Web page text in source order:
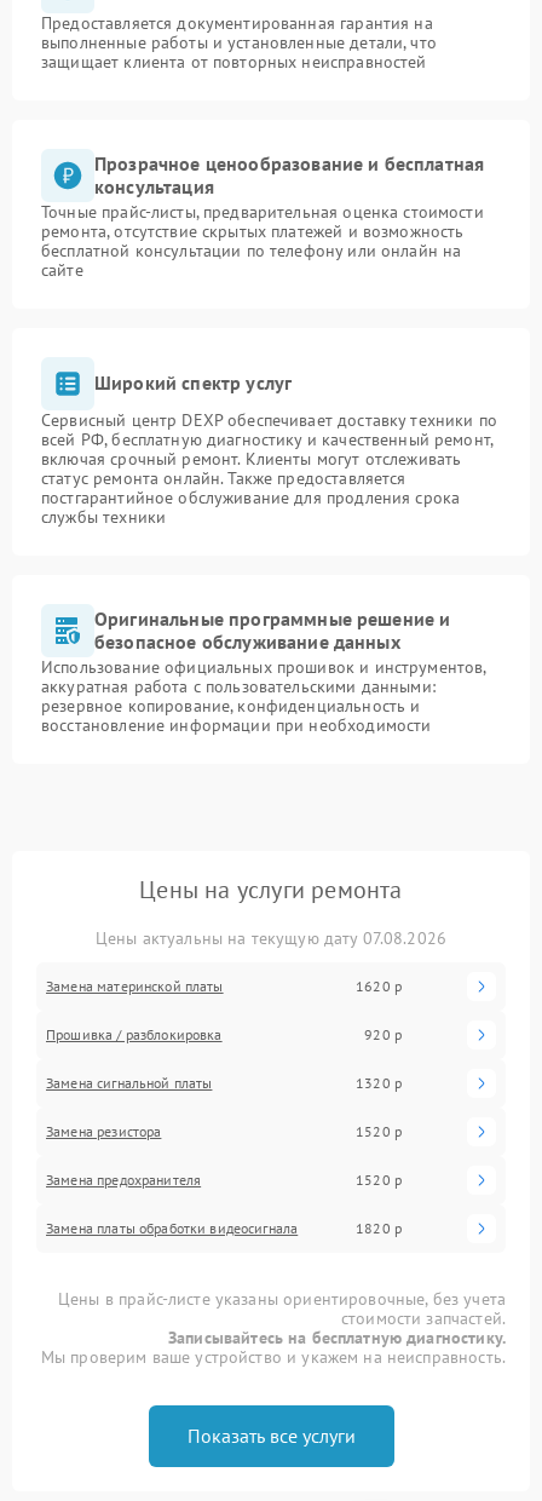
Предоставляется документированная гарантия на
выполненные работы и установленные детали, что
защищает клиента от повторных неисправностей
Прозрачное ценообразование и бесплатная
консультация
Точные прайс-листы, предварительная оценка стоимости
ремонта, отсутствие скрытых платежей и возможность
бесплатной консультации по телефону или онлайн на
сайте
Широкий спектр услуг
Сервисный центр DEXP обеспечивает доставку техники по
всей РФ, бесплатную диагностику и качественный ремонт,
включая срочный ремонт. Клиенты могут отслеживать
статус ремонта онлайн. Также предоставляется
постгарантийное обслуживание для продления срока
службы техники
Оригинальные программные решение и
безопасное обслуживание данных
Использование официальных прошивок и инструментов,
аккуратная работа с пользовательскими данными:
резервное копирование, конфиденциальность и
восстановление информации при необходимости
Цены на услуги ремонта
Цены актуальны на текущую дату 07.08.2026
Замена материнской платы 1620 р
Прошивка / разблокировка 920 р
Замена сигнальной платы 1320 р
Замена резистора 1520 р
Замена предохранителя 1520 р
Замена платы обработки видеосигнала 1820 р
Цены в прайс-листе указаны ориентировочные, без учета
стоимости запчастей.
Записывайтесь на бесплатную диагностику.
Мы проверим ваше устройство и укажем на неисправность.
Показать все услуги